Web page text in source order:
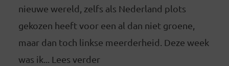
nieuwe wereld, zelfs als Nederland plots
gekozen heeft voor een al dan niet groene,
maar dan toch linkse meerderheid. Deze week
was ik... Lees verder